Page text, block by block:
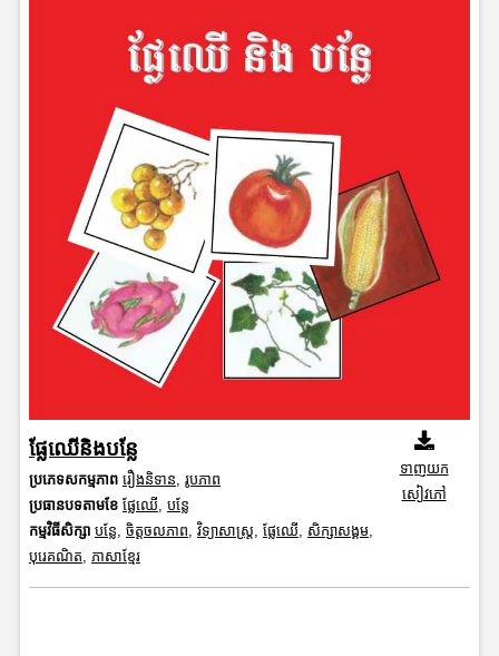
ផ្លែឈើនិងបន្លែ
ប្រភេទសកម្មភាព រឿងនិទាន, រូបភាព
ប្រធានបទតាមខែ ផ្លែឈើ, បន្លែ
កម្មវិធីសិក្សា បន្លែ, ចិត្តចលភាព, វិទ្យាសាស្រ្ត, ផ្លែឈើ, សិក្សាសង្គម,
បុរេគណិត, ភាសាខ្មែរ
ទាញយក
សៀវភៅ